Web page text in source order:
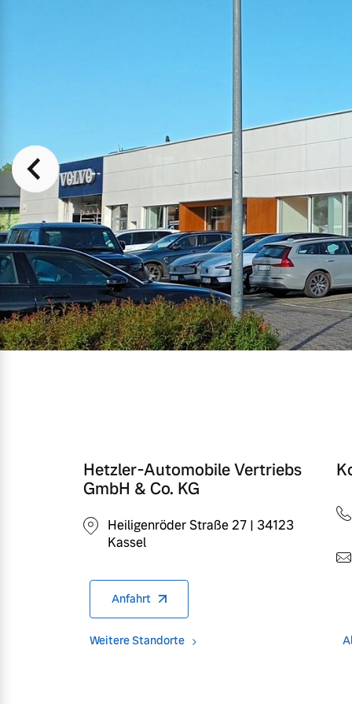
Frühjahrscheck
Entdecken Sie unsere saisonalen
Mehr erfahren
Finanzierung & Leasing
Versicherung
Hetzler-Automobile Vertriebs
GmbH & Co. KG
Heiligenröder Straße 27 | 34123
Kassel
Anfahrt
Weitere Standorte